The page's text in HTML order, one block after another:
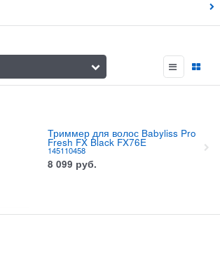
Триммер для волос Babyliss Pro
Fresh FX Black FX76E
145110458
8 099 руб.